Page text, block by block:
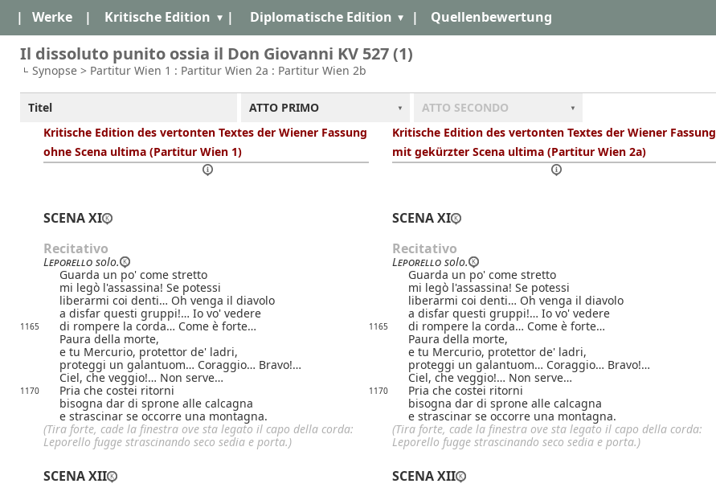
| Werke | Kritische Edition | Diplomatische Edition | Quellenbewertung
Il dissoluto punito ossia il Don Giovanni KV 527 (1)
Synopse > Partitur Wien 1 : Partitur Wien 2a : Partitur Wien 2b
Titel ATTO PRIMO
ATTO SECONDO
Kritische Edition des vertonten Textes der Wiener Fassung
ohne Scena ultima (Partitur Wien 1)
Kritische Edition des vertonten Textes der Wiener Fassung
mit gekürzter Scena ultima (Partitur Wien 2a)
SCENA XI SCENA XI
Recitativo
Recitativo
Leporello solo. Leporello solo.
Guarda un po' come stretto
Guarda un po' come stretto
mi legò l'assassina! Se potessi
mi legò l'assassina! Se potessi
liberarmi coi denti… Oh venga il diavolo
liberarmi coi denti… Oh venga il diavolo
a disfar questi gruppi!… Io vo' vedere
a disfar questi gruppi!… Io vo' vedere
1165 di rompere la corda… Come è forte… 1165 di rompere la corda… Come è forte…
Paura della morte,
Paura della morte,
e tu Mercurio, protettor de' ladri,
e tu Mercurio, protettor de' ladri,
proteggi un galantuom… Coraggio… Bravo!…
proteggi un galantuom… Coraggio… Bravo!…
Ciel, che veggio!… Non serve…
Ciel, che veggio!… Non serve…
1170 Pria che costei ritorni 1170 Pria che costei ritorni
bisogna dar di sprone alle calcagna
bisogna dar di sprone alle calcagna
e strascinar se occorre una montagna.
e strascinar se occorre una montagna.
(Tira forte, cade la finestra ove sta legato il capo della corda:
Leporello fugge strascinando seco sedia e porta.)
(Tira forte, cade la finestra ove sta legato il capo della corda:
Leporello fugge strascinando seco sedia e porta.)
SCENA XII SCENA XII